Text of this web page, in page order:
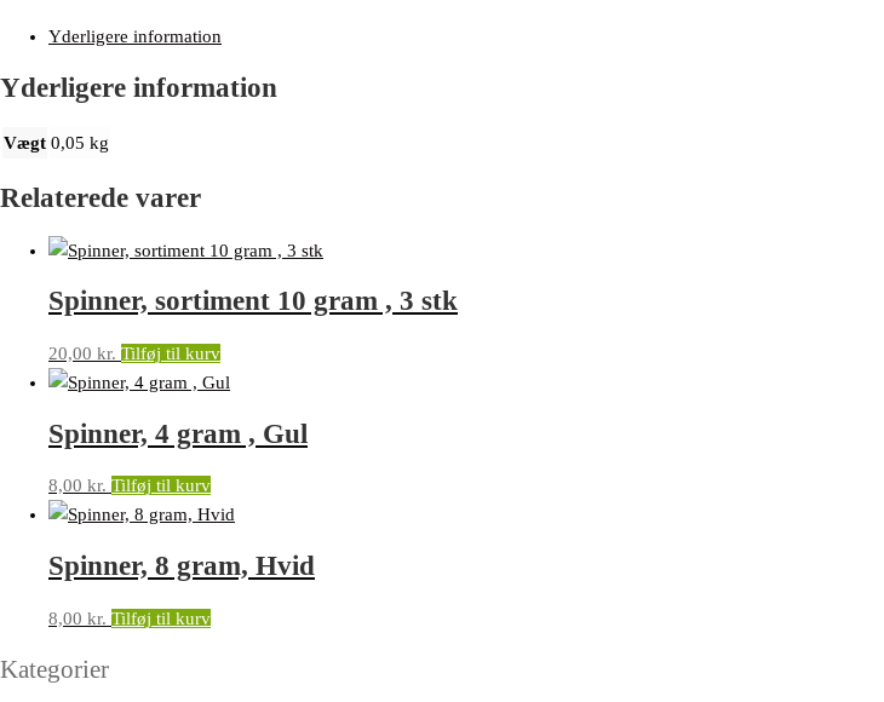
Yderligere information
Yderligere information
Vægt 0,05 kg
Relaterede varer
Spinner, sortiment 10 gram , 3 stk
20,00 kr. Tilføj til kurv
Spinner, 4 gram , Gul
8,00 kr. Tilføj til kurv
Spinner, 8 gram, Hvid
8,00 kr. Tilføj til kurv
Kategorier